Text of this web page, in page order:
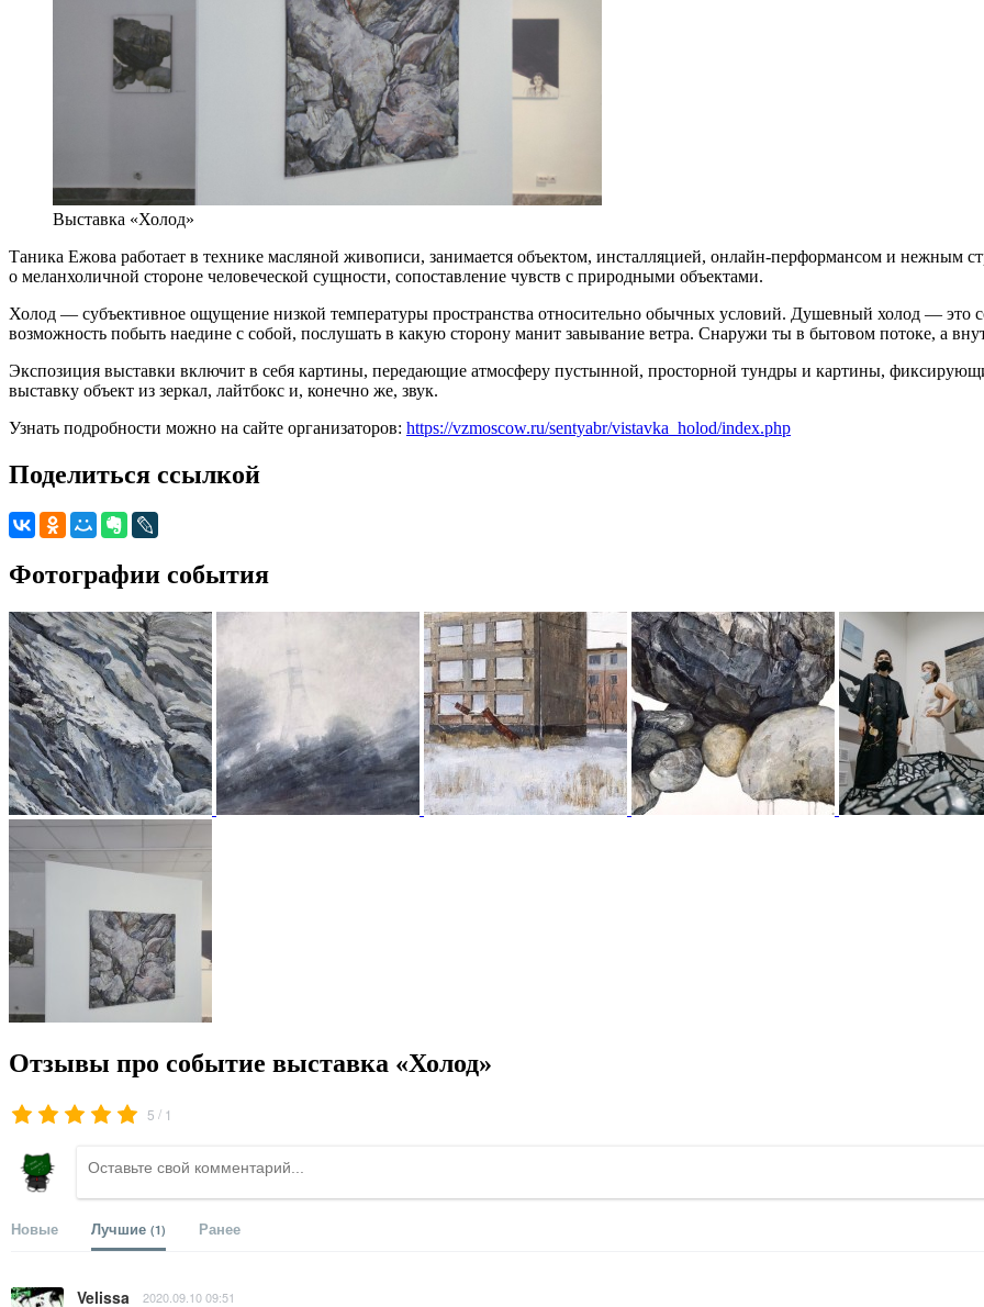
Выставка «Холод»
Таника Ежова работает в технике масляной живописи, занимается объектом, инсталляцией, онлайн-перформансом и нежным
о меланхоличной стороне человеческой сущности, сопоставление чувств с природными объектами.
Холод — субъективное ощущение низкой температуры пространства относительно обычных условий. Душевный холод —
возможность побыть наедине с собой, послушать в какую сторону манит завывание ветра. Снаружи ты в бытовом потоке, а
Экспозиция выставки включит в себя картины, передающие атмосферу пустынной, просторной тундры и картины,
выставку объект из зеркал, лайтбокс и, конечно же, звук.
Узнать подробности можно на сайте организаторов: https://vzmoscow.ru/sentyabr/vistavka_holod/index.php
Поделиться ссылкой
Фотографии события
Отзывы про событие выставка «Холод»
5 / 1
Новые Лучшие (1) Ранее
Velissa 2020.09.10 09:51